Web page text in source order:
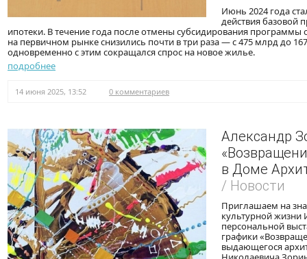
Июнь 2024 года
действия базовой
ипотеки. В течение года после отмены субсидирования
на первичном рынке снизились почти в три раза — с 475 млрд до
одновременно с этим сокращался спрос на новое жилье.
подробнее
14 июня 2025, 13:52 0 комментариев
Александр
в Доме
/ Новости
Приглашаем на
культурной жизни
персональной
графики
выдающегося